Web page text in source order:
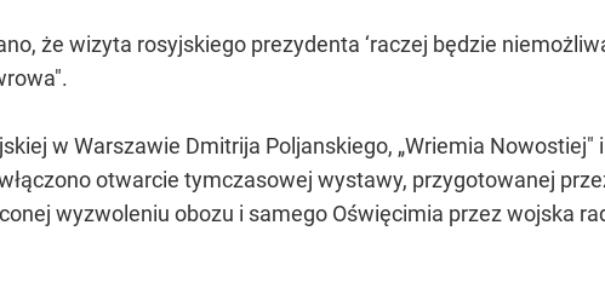
że wizyta rosyjskiego prezydenta ‘raczej będzie
w Warszawie Dmitrija Poljanskiego, „Wriemia Nowostiej"
otwarcie tymczasowej wystawy, przygotowanej
wyzwoleniu obozu i samego Oświęcimia przez wojska